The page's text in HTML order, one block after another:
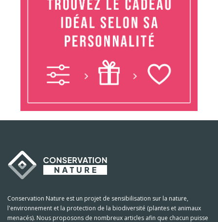
Conservation Nature est un projet de sensibilisation sur la nature,
l'environnement et la protection de la biodiversité (plantes et animaux
menacés). Nous proposons de nombreux articles afin que chacun puisse